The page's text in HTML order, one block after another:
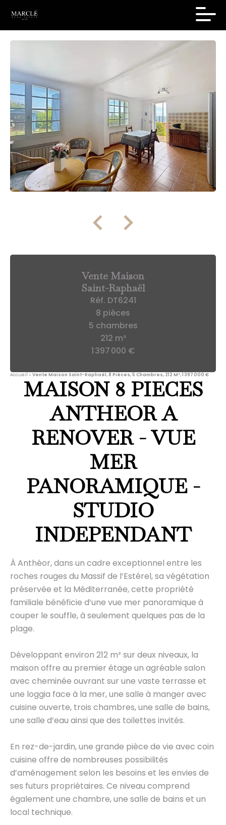
Vente Maison
Saint-Raphaël
Réf. DT6241
8 pièces
5 chambres
212 m²
1 397 000 €
Accueil Vente Maison Saint-Raphaël, 8 Pièces, 5 Chambres, 212 M², 1 397 000 €
MAISON 8 PIECES
ANTHEOR A
RENOVER - VUE
MER
PANORAMIQUE -
STUDIO
INDEPENDANT
À Anthéor, dans un cadre exceptionnel entre les
roches rouges du Massif de l’Estérel, sa végétation
préservée et la Méditerranée, cette propriété
familiale bénéficie d’une vue mer panoramique à
couper le souffle, à seulement quelques pas de la
plage.
Développant environ 212 m² sur deux niveaux, la
maison offre au premier étage un agréable salon
avec cheminée ouvrant sur une vaste terrasse et
une loggia face à la mer, une salle à manger avec
cuisine ouverte, trois chambres, une salle de bains,
une salle d’eau ainsi que des toilettes invités.
En rez-de-jardin, une grande pièce de vie avec coin
cuisine offre de nombreuses possibilités
d’aménagement selon les besoins et les envies de
ses futurs propriétaires. Ce niveau comprend
également une chambre, une salle de bains et un
local technique.